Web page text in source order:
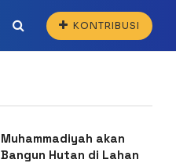
KONTRIBUSI
Muhammadiyah akan
Bangun Hutan di Lahan